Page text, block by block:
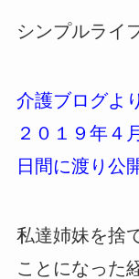
シンプルライ
介護ブログよ
２０１９年４
日間に渡り公
私達姉妹を捨
ことになった